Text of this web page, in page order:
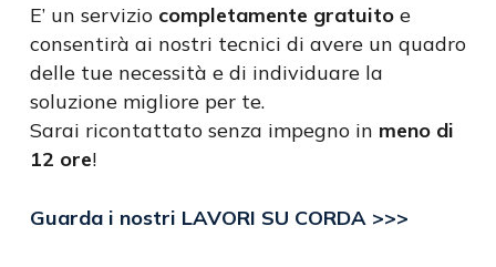
E’ un servizio completamente gratuitoe
consentirà ai nostri tecnici di avere un quadro
delle tue necessità e di individuare la
soluzione migliore per te.
Sarai ricontattato senza impegno in meno di
12 ore!
Guarda i nostri LAVORI SU CORDA >>>